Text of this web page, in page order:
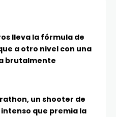
lleva la fórmula de
a otro nivel con una
brutalmente
un shooter de
que premia la